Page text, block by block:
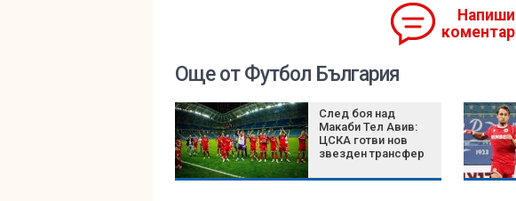
Напиши
коментар
Още от Футбол България
След боя над
Макаби Тел Авив:
ЦСКА готви нов
звезден трансфер